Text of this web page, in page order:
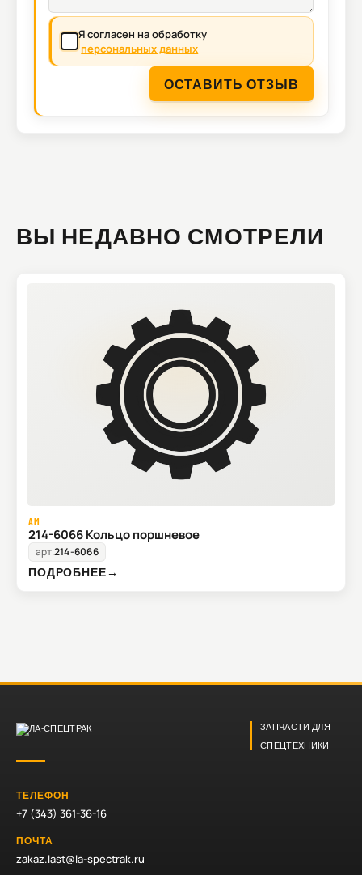
Я согласен на обработку
персональных данных
ОСТАВИТЬ ОТЗЫВ
ВЫ НЕДАВНО СМОТРЕЛИ
AM
214-6066 Кольцо поршневое
арт.214-6066
ПОДРОБНЕЕ→
ЗАПЧАСТИ ДЛЯ
СПЕЦТЕХНИКИ
ТЕЛЕФОН
+7 (343) 361-36-16
ПОЧТА
zakaz.last@la-spectrak.ru